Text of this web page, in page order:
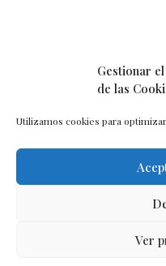
Gestionar
de las
Utilizamos cookies para
Ver